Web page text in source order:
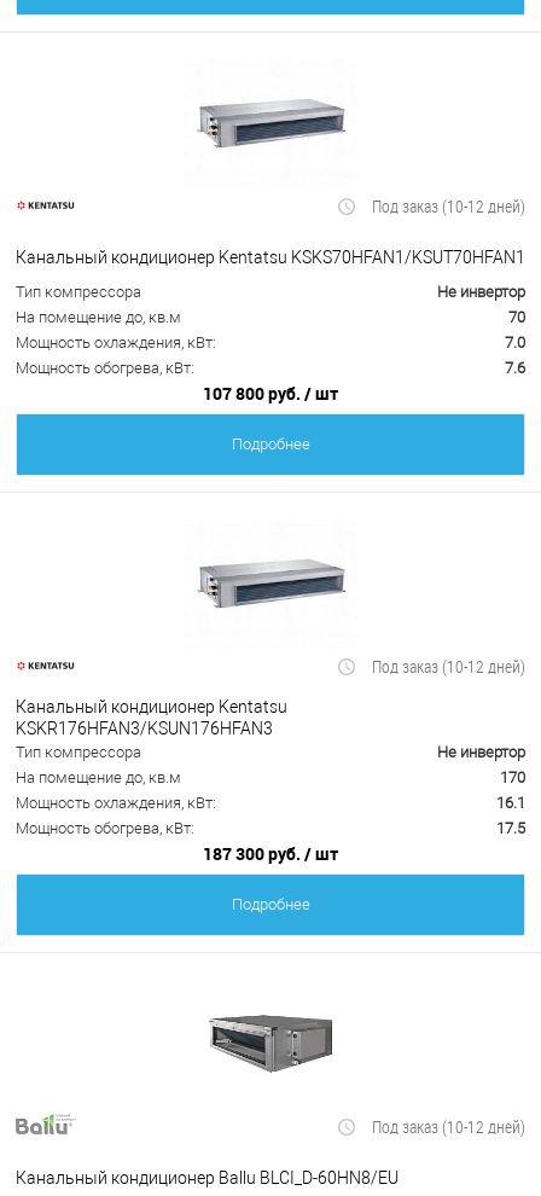
Под заказ (10-12 дней)
Канальный кондиционер Kentatsu KSKS70HFAN1/KSUT70HFAN1
Тип компрессора
Не инвертор
На помещение до, кв.м
70
Мощность охлаждения, кВт:
7.0
Мощность обогрева, кВт:
7.6
107 800 руб. / шт
Подробнее
Под заказ (10-12 дней)
Канальный кондиционер Kentatsu
KSKR176HFAN3/KSUN176HFAN3
Тип компрессора
Не инвертор
На помещение до, кв.м
170
Мощность охлаждения, кВт:
16.1
Мощность обогрева, кВт:
17.5
187 300 руб. / шт
Подробнее
Под заказ (10-12 дней)
Канальный кондиционер Ballu BLCI_D-60HN8/EU